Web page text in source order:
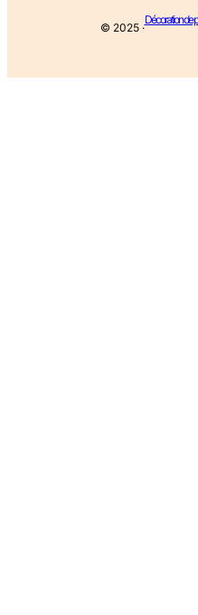
© 2025 ·
Décoration de